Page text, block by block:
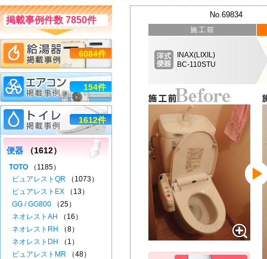
No.69834
施工前
INAX(LIXIL)
BC-110STU
掲載事例件数 7850件
6084件
154件
1612件
便器 （1612）
TOTO （1185）
ピュアレストQR （1073）
ピュアレストEX （13）
GG / GG800 （25）
ネオレストAH
（16）
ネオレストRH
（8）
ネオレストDH
（1）
ピュアレストMR （48）